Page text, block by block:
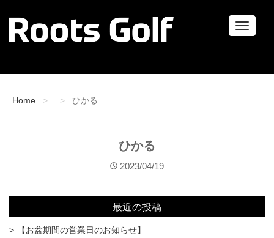
ナ
Home ひかる
ひかる
2023/04/19
最近の投稿
【お盆期間の営業日のお知らせ】